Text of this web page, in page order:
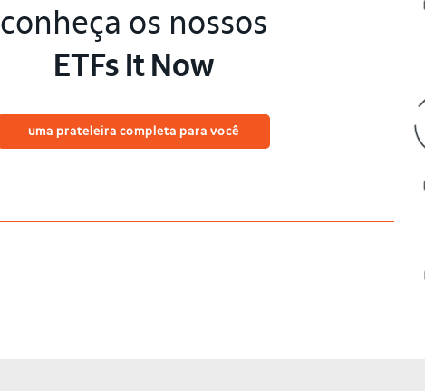
conheça os nossos
ETFs It Now
uma prateleira completa para você